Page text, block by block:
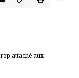
attaché aux